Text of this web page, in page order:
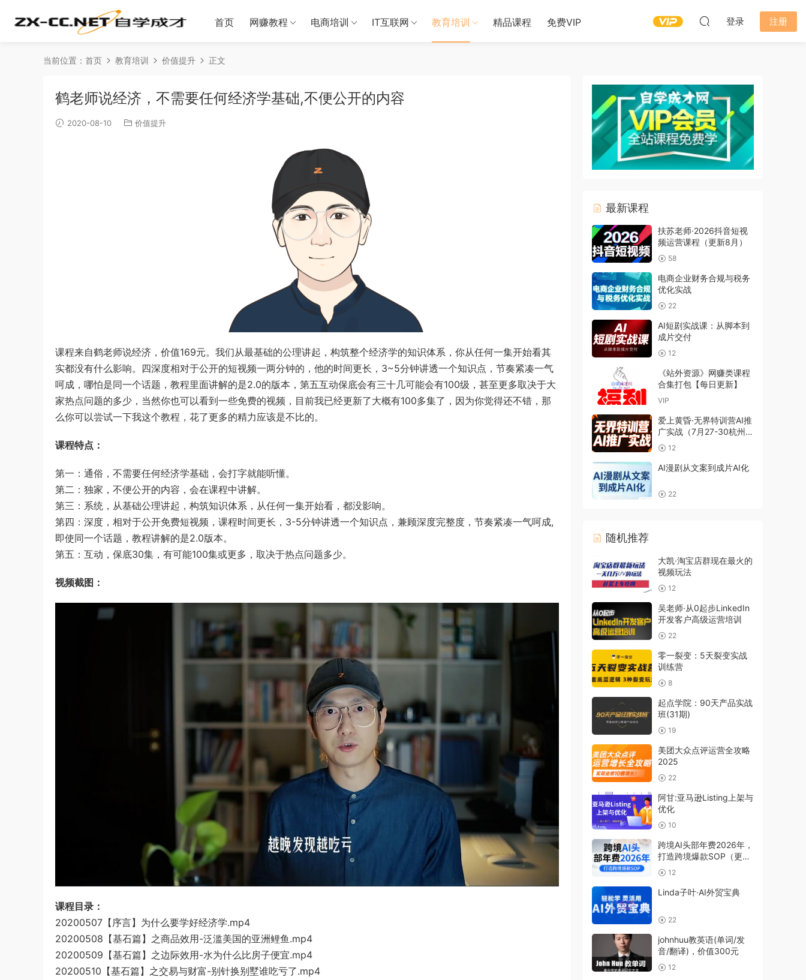
首页 网赚教程 电商培训 IT互联网 教育培训 精品课程 免费VIP 登录 注册
当前位置： 首页 教育培训 价值提升 正文
鹤老师说经济，不需要任何经济学基础,不便公开的内容
2020-08-10 价值提升
课程来自鹤老师说经济，价值169元。我们从最基础的公理讲起，构筑整个经济学的知识体系，你从任何一集开始看其
实都没有什么影响。四深度相对于公开的短视频一两分钟的，他的时间更长，3~5分钟讲透一个知识点，节奏紧凑一气
呵成，哪怕是同一个话题，教程里面讲解的是2.0的版本，第五互动保底会有三十几可能会有100级，甚至更多取决于大
家热点问题的多少，当然你也可以看到一些免费的视频，目前我已经更新了大概有100多集了，因为你觉得还不错，那
么你可以尝试一下我这个教程，花了更多的精力应该是不比的。
课程特点：
第一：通俗，不需要任何经济学基础，会打字就能听懂。
第二：独家，不便公开的内容，会在课程中讲解。
第三：系统，从基础公理讲起，构筑知识体系，从任何一集开始看，都没影响。
第四：深度，相对于公开免费短视频，课程时间更长，3-5分钟讲透一个知识点，兼顾深度完整度，节奏紧凑一气呵成,
即使同一个话题，教程讲解的是2.0版本。
第五：互动，保底30集，有可能100集或更多，取决于热点问题多少。
视频截图：
课程目录：
20200507【序言】为什么要学好经济学.mp4
20200508【基石篇】之商品效用-泛滥美国的亚洲鲤鱼.mp4
20200509【基石篇】之边际效用-水为什么比房子便宜.mp4
20200510【基石篇】之交易与财富-别针换别墅谁吃亏了.mp4
最新课程
扶苏老师·2026抖音短视
频运营课程（更新8月）
58
电商企业财务合规与税务
优化实战
22
AI短剧实战课：从脚本到
成片交付
12
《站外资源》网赚类课程
合集打包【每日更新】
VIP
爱上黄昏·无界特训营AI推
广实战（7月27-30杭州线
下课）【音频+字幕
+pdf】
12
AI漫剧从文案到成片AI化
22
随机推荐
大凯·淘宝店群现在最火的
视频玩法
12
吴老师·从0起步LinkedIn
开发客户高级运营培训
22
零一裂变：5天裂变实战
训练营
8
起点学院：90天产品实战
班(31期)
19
美团大众点评运营全攻略
2025
22
阿甘:亚马逊Listing上架与
优化
10
跨境AI头部年费2026年，
打造跨境爆款SOP（更新
6月）
12
Linda子叶·AI外贸宝典
22
johnhuu教英语(单词/发
音/翻译)，价值300元
12